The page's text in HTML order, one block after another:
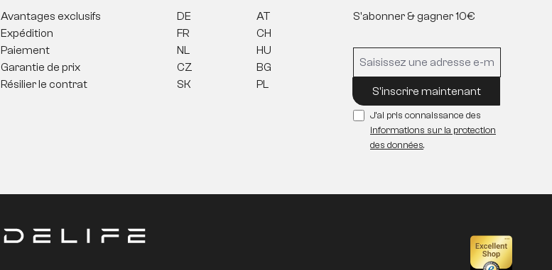
Avantages exclusifs
Expédition
Paiement
Garantie de prix
Résilier le contrat
DE
FR
NL
CZ
SK
AT
CH
HU
BG
PL
S'abonner & gagner 10€
S'inscrire maintenant
J'ai pris connaissance des
informations sur la protection
des données.